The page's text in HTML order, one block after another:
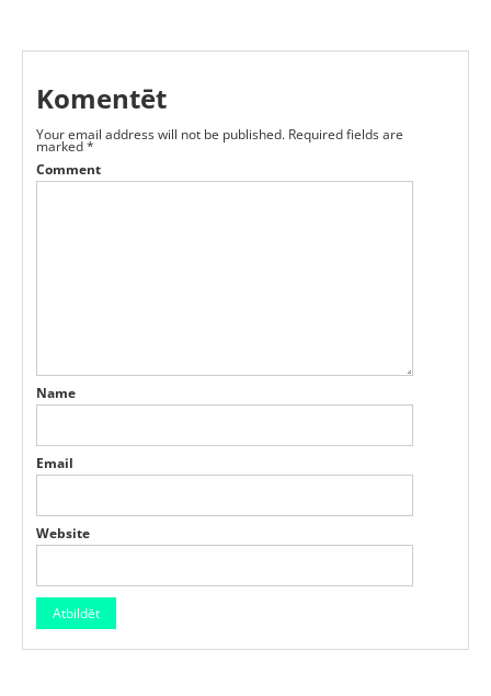
Komentēt
Your email address will not be published. Required fields are
marked*
Comment
Name
Email
Website